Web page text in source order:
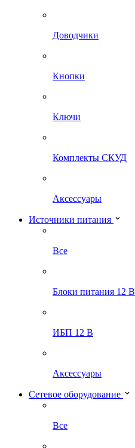
Доводчики
Кнопки
Ключи
Комплекты СКУД
Аксессуары
Источники питания
Все
Блоки питания 12 В
ИБП 12 В
Аксессуары
Сетевое оборудование
Все